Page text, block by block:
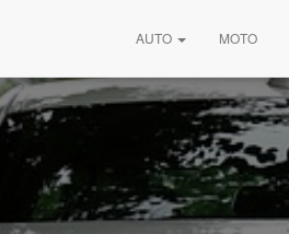
AUTO MOTO